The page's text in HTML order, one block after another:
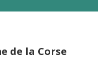
de la Corse